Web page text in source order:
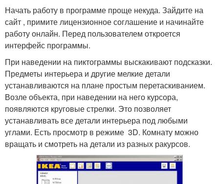
Начать работу в программе проще некуда. Зайдите на
сайт , примите лицензионное соглашение и начинайте
работу онлайн. Перед пользователем откроется
интерфейс программы.
При наведении на пиктограммы выскакивают подсказки.
Предметы интерьера и другие мелкие детали
устанавливаются на плане простым перетаскиванием.
Возле объекта, при наведении на него курсора,
появляются круговые стрелки. Это позволяет
устанавливать все детали интерьера под любыми
углами. Есть просмотр в режиме 3D. Комнату можно
вращать и смотреть на детали из разных ракурсов.